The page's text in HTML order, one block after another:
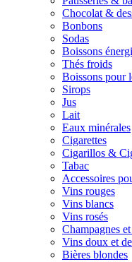
Chocolat &
Bonbons
Sodas
Boissons
Thés froids
Boissons pour
Sirops
Jus
Lait
Eaux minérales
Cigarettes
Cigarillos &
Tabac
Accessoires
Vins rouges
Vins blancs
Vins rosés
Champagnes
Vins doux et
Bières blondes